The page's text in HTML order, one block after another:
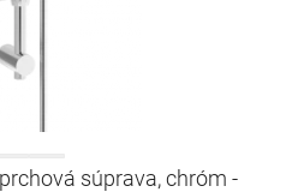
súprava, chróm -